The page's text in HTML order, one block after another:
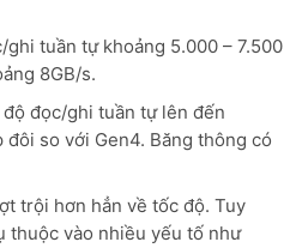
tuần tự khoảng 5.000 – 7.500
8GB/s.
đọc/ghi tuần tự lên đến
đôi so với Gen4. Băng thông có
trội hơn hẳn về tốc độ. Tuy
thuộc vào nhiều yếu tố như